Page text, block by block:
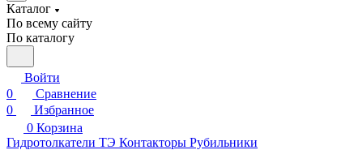
Каталог
По всему сайту
По каталогу
Войти
0
Сравнение
0
Избранное
0 Корзина
Гидротолкатели ТЭ Контакторы Рубильники